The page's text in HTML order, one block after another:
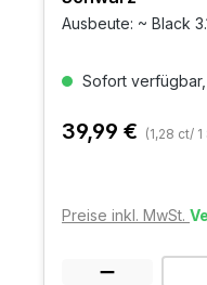
Ausbeute: ~ Black
Sofort
39,99 € (1,28 ct/
Preise inkl. MwSt.